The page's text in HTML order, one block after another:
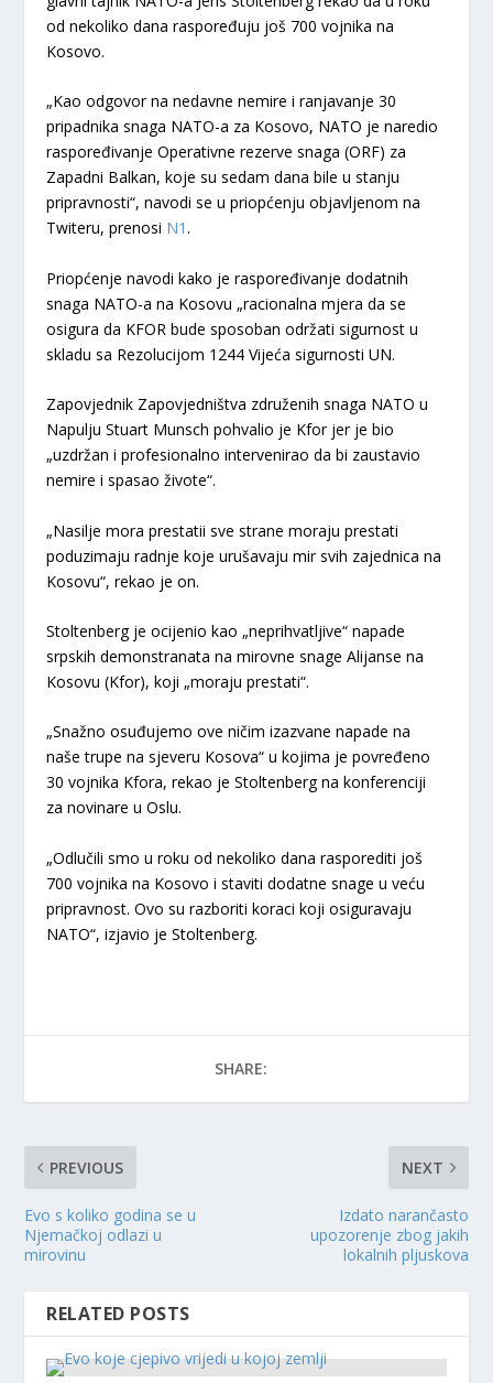
od nekoliko dana raspoređuju još 700 vojnika na
Kosovo.
„Kao odgovor na nedavne nemire i ranjavanje 30
pripadnika snaga NATO-a za Kosovo, NATO je naredio
raspoređivanje Operativne rezerve snaga (ORF) za
Zapadni Balkan, koje su sedam dana bile u stanju
pripravnosti“, navodi se u priopćenju objavljenom na
Twiteru, prenosi N1.
Priopćenje navodi kako je raspoređivanje dodatnih
snaga NATO-a na Kosovu „racionalna mjera da se
osigura da KFOR bude sposoban održati sigurnost u
skladu sa Rezolucijom 1244 Vijeća sigurnosti UN.
Zapovjednik Zapovjedništva združenih snaga NATO u
Napulju Stuart Munsch pohvalio je Kfor jer je bio
„uzdržan i profesionalno intervenirao da bi zaustavio
nemire i spasao živote“.
„Nasilje mora prestatii sve strane moraju prestati
poduzimaju radnje koje urušavaju mir svih zajednica na
Kosovu“, rekao je on.
Stoltenberg je ocijenio kao „neprihvatljive“ napade
srpskih demonstranata na mirovne snage Alijanse na
Kosovu (Kfor), koji „moraju prestati“.
„Snažno osuđujemo ove ničim izazvane napade na
naše trupe na sjeveru Kosova“ u kojima je povređeno
30 vojnika Kfora, rekao je Stoltenberg na konferenciji
za novinare u Oslu.
„Odlučili smo u roku od nekoliko dana rasporediti još
700 vojnika na Kosovo i staviti dodatne snage u veću
pripravnost. Ovo su razboriti koraci koji osiguravaju
NATO“, izjavio je Stoltenberg.
SHARE:
PREVIOUS
Evo s koliko godina se u
Njemačkoj odlazi u
mirovinu
NEXT
Izdato narančasto
upozorenje zbog jakih
lokalnih pljuskova
RELATED POSTS